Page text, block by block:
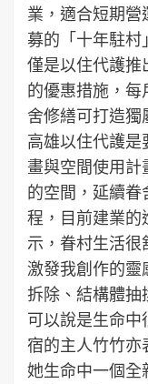
業，適合短期營
募的「十年駐村
僅是以住代護推
的優惠措施，每
舍修繕可打造獨
高雄以住代護
畫與空間使用計
的空間，延續眷
程，目前建業的
示，眷村生活很
激發我創作的靈
拆除、結構體抽
可以說是生命中
宿的主人竹竹亦
她生命中一個全